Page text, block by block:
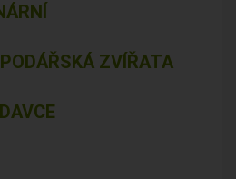
ZVÍŘATA